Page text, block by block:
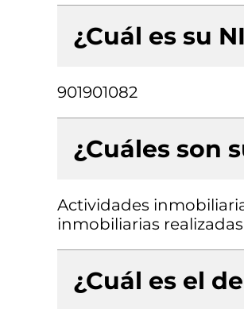
¿Cuál es su
901901082
¿Cuáles son
Actividades
inmobiliarias
¿Cuál es el